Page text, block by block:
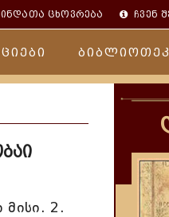
ცხოვრება ჩვენ
2.